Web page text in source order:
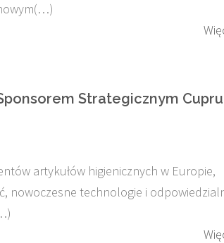
Strategicznym
artykułów higienicznych w Europie,
nowoczesne technologie i